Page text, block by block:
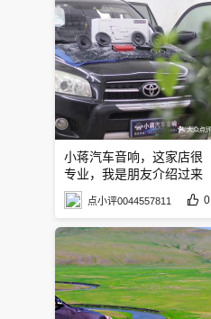
小蒋汽车音响，这家店很
专业，我是朋友介绍过来
的
点小评0044557811 0